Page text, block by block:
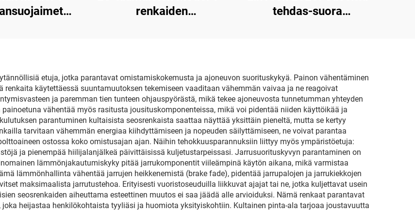
renkaiden
tehdas-suora
päivitysversiolle
etuja, jotka parantavat omistamiskokemusta ja ajoneuvon suorituskykyä. Painon vähentäminen
käytettäessä suuntamuutoksen tekemiseen vaaditaan vähemmän vaivaa ja ne reagoivat
ja paremman tien tunteen ohjauspyörästä, mikä tekee ajoneuvosta tunnetumman yhteyden
vähentää myös rasitusta jousituskomponenteissa, mikä voi pidentää niiden käyttöikää ja
parantuminen kultaisista seosrenkaista saattaa näyttää yksittäin pieneltä, mutta se kertyy
tarvitaan vähemmän energiaa kiihdyttämiseen ja nopeuden säilyttämiseen, ne voivat parantaa
ostossa koko omistusajan ajan. Näihin tehokkuusparannuksiin liittyy myös ympäristöetuja:
ja pienempää hiilijalanjälkeä päivittäisissä kuljetustarpeissasi. Jarrusuorituskyvyn parantaminen on
lämmönjakautumiskyky pitää jarrukomponentit viileämpinä käytön aikana, mikä varmistaa
lämmönhallinta vähentää jarrujen heikkenemistä (brake fade), pidentää jarrupalojen ja jarrukiekkojen
maksimaalista jarrutustehoa. Erityisesti vuoristoseuduilla liikkuvat ajajat tai ne, jotka kuljettavat usein
seosrenkaiden aiheuttama esteettinen muutos ei saa jäädä alle arvioiduksi. Nämä renkaat parantavat
heijastaa henkilökohtaista tyyliäsi ja huomiota yksityiskohtiin. Kultainen pinta-ala tarjoaa joustavuutta